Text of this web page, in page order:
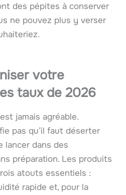
des pépites à conserver
ne pouvez plus y verser
votre
taux de 2026
jamais agréable.
pas qu’il faut déserter
lancer dans des
préparation. Les produits
atouts essentiels :
rapide et, pour la